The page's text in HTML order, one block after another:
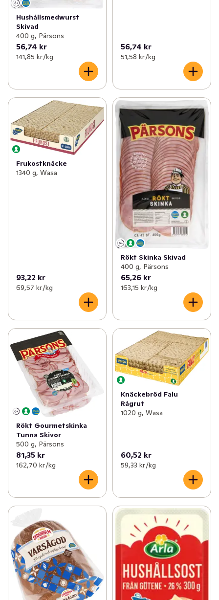
Hushållsmedwurst
Skivad
400 g, Pärsons
56,74 kr
141,85 kr /kg
56,74 kr
51,58 kr /kg
Frukostknäcke
1340 g, Wasa
93,22 kr
69,57 kr /kg
Rökt Skinka Skivad
400 g, Pärsons
65,26 kr
163,15 kr /kg
Rökt Gourmetskinka
Tunna Skivor
500 g, Pärsons
81,35 kr
162,70 kr /kg
Knäckebröd Falu
Rågrut
1020 g, Wasa
60,52 kr
59,33 kr /kg